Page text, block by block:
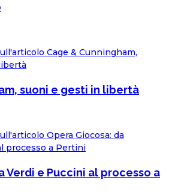
suoni e gesti in libertà
Verdi e Puccini al processo a